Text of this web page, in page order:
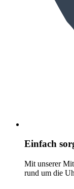
Einfach
Mit unserer
rund um die